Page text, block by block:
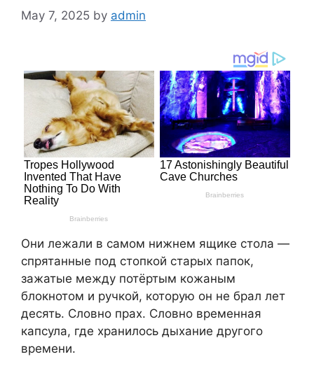
May 7, 2025 by admin
Они лежали в самом нижнем ящике стола —
спрятанные под стопкой старых папок,
зажатые между потёртым кожаным
блокнотом и ручкой, которую он не брал лет
десять. Словно прах. Словно временная
капсула, где хранилось дыхание другого
времени.